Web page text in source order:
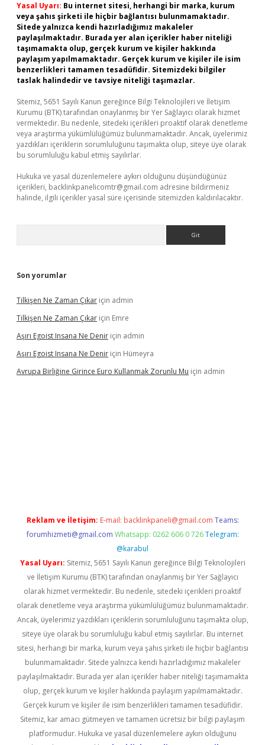
Yasal Uyarı: Bu internet sitesi, herhangi bir marka, kurum
veya şahıs şirketi ile hiçbir bağlantısı bulunmamaktadır.
Sitede yalnızca kendi hazırladığımız makaleler
paylaşılmaktadır. Burada yer alan içerikler haber niteliği
taşımamakta olup, gerçek kurum ve kişiler hakkında
paylaşım yapılmamaktadır. Gerçek kurum ve kişiler ile isim
benzerlikleri tamamen tesadüfidir. Sitemizdeki bilgiler
taslak halindedir ve tavsiye niteliği taşımazlar.
Sitemiz, 5651 Sayılı Kanun gereğince Bilgi Teknolojileri ve İletişim
Kurumu (BTK) tarafından onaylanmış bir Yer Sağlayıcı olarak hizmet
vermektedir. Bu nedenle, sitedeki içerikleri proaktif olarak denetleme
veya araştırma yükümlülüğümüz bulunmamaktadır. Ancak, üyelerimiz
yazdıkları içeriklerin sorumluluğunu taşımakta olup, siteye üye olarak
bu sorumluluğu kabul etmiş sayılırlar.
Hukuka ve yasal düzenlemelere aykırı olduğunu düşündüğünüz
içerikleri, backlinkpanelicomtr@gmail.com adresine bildirmeniz
halinde, ilgili içerikler yasal süre içerisinde sitemizden kaldırılacaktır.
Son yorumlar
Tilkişen Ne Zaman Çıkar için admin
Tilkişen Ne Zaman Çıkar için Emre
Aşırı Egoist Insana Ne Denir için admin
Aşırı Egoist Insana Ne Denir için Hümeyra
Avrupa Birliğine Girince Euro Kullanmak Zorunlu Mu için admin
Reklam ve İletişim: E-mail: backlinkpaneli@gmail.com Teams:
forumhizmeti@gmail.com Whatsapp: 0262 606 0 726 Telegram:
@karabul
Yasal Uyarı: Sitemiz, 5651 Sayılı Kanun gereğince Bilgi Teknolojileri
ve İletişim Kurumu (BTK) tarafından onaylanmış bir Yer Sağlayıcı
olarak hizmet vermektedir. Bu nedenle, sitedeki içerikleri proaktif
olarak denetleme veya araştırma yükümlülüğümüz bulunmamaktadır.
Ancak, üyelerimiz yazdıkları içeriklerin sorumluluğunu taşımakta olup,
siteye üye olarak bu sorumluluğu kabul etmiş sayılırlar. Bu internet
sitesi, herhangi bir marka, kurum veya şahıs şirketi ile hiçbir bağlantısı
bulunmamaktadır. Sitede yalnızca kendi hazırladığımız makaleler
paylaşılmaktadır. Burada yer alan içerikler haber niteliği taşımamakta
olup, gerçek kurum ve kişiler hakkında paylaşım yapılmamaktadır.
Gerçek kurum ve kişiler ile isim benzerlikleri tamamen tesadüfidir.
Sitemiz, kar amacı gütmeyen ve tamamen ücretsiz bir bilgi paylaşım
platformudur. Hukuka ve yasal düzenlemelere aykırı olduğunu